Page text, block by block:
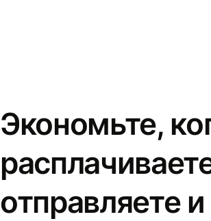
Экономьте,
отправляете и